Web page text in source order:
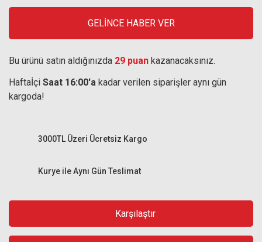
GELİNCE HABER VER
Bu ürünü satın aldığınızda 29 puan kazanacaksınız.
Haftaİçi Saat 16:00'a kadar verilen siparişler aynı gün
kargoda!
Kurye ile Aynı Gün Teslimat
3000TL Üzeri Ücretsiz Kargo
Karşılaştır